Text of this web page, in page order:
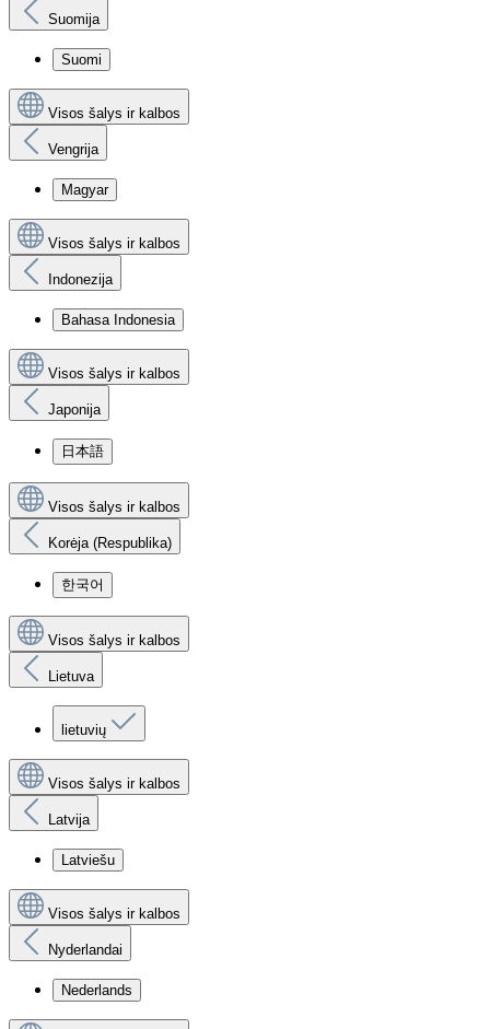
Suomija
Suomi
Visos šalys ir kalbos
Vengrija
Magyar
Visos šalys ir kalbos
Indonezija
Bahasa Indonesia
Visos šalys ir kalbos
Japonija
日本語
Visos šalys ir kalbos
Korėja (Respublika)
한국어
Visos šalys ir kalbos
Lietuva
lietuvių
Visos šalys ir kalbos
Latvija
Latviešu
Visos šalys ir kalbos
Nyderlandai
Nederlands